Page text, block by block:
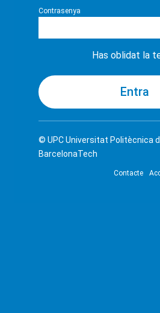
Contrasenya
Has oblidat la
© UPCUniversitat Politècnica
BarcelonaTech
Contacte